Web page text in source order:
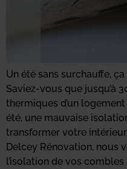
Un été sans surchauffe,
Saviez-vous que jusqu’à
thermiques d’un
été, une mauvaise
transformer votre
Delcey Rénovation, nous
l’isolation de vos